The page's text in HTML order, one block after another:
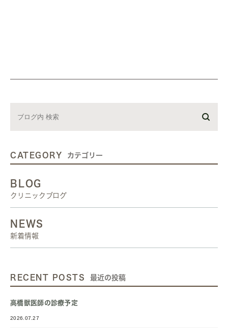
CATEGORY カテゴリー
BLOG
クリニックブログ
NEWS
新着情報
RECENT POSTS 最近の投稿
高橋獣医師の診療予定
2026.07.27